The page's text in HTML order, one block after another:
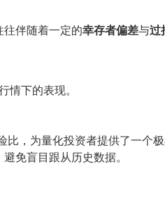
伴随着一定的幸存者偏差与过
情下的表现。
比，为量化投资者提供了一个
免盲目跟从历史数据。